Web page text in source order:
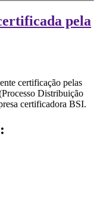
pela
certificação pelas
Distribuição
certificadora BSI.